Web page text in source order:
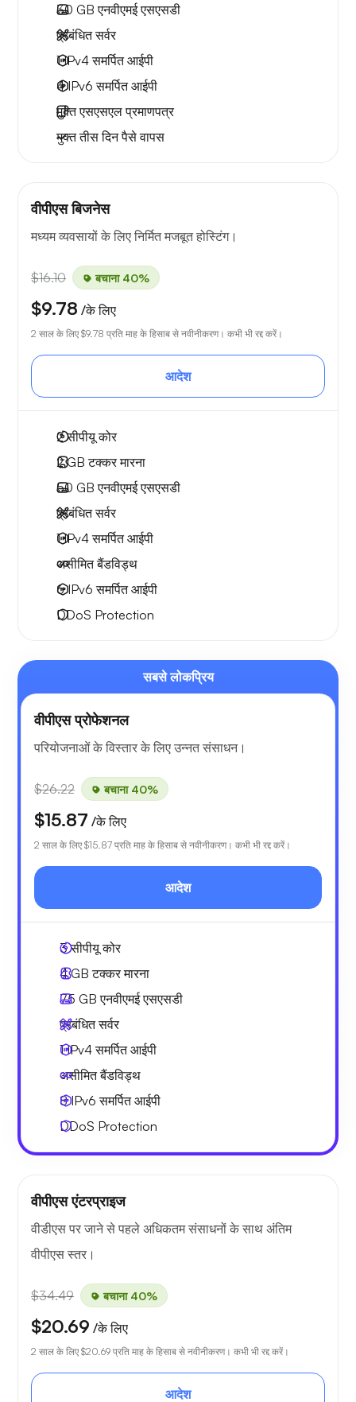
30 GB एनवीएमई एसएसडी
प्रबंधित सर्वर
1 IPv4समर्पित आईपी
4 IPv6समर्पित आईपी
मुक्तएसएसएल प्रमाणपत्र
मुक्ततीस दिनपैसे वापस
वीपीएस बिजनेस
मध्यम व्यवसायों के लिए निर्मित मजबूत होस्टिंग।
$16.10 बचाना 40%
$9.78 /के लिए
2 साल के लिए $9.78 प्रति माह के हिसाब से नवीनीकरण। कभी भी रद्द करें।
आदेश
2सीपीयू कोर
2 GB टक्कर मारना
50 GB एनवीएमई एसएसडी
प्रबंधित सर्वर
1 IPv4समर्पित आईपी
असीमित बैंडविड्थ
6 IPv6समर्पित आईपी
DDoS Protection
सबसे लोकप्रिय
वीपीएस प्रोफेशनल
परियोजनाओं के विस्तार के लिए उन्नत संसाधन।
$26.22 बचाना 40%
$15.87 /के लिए
2 साल के लिए $15.87 प्रति माह के हिसाब से नवीनीकरण। कभी भी रद्द करें।
आदेश
3सीपीयू कोर
4 GB टक्कर मारना
75 GB एनवीएमई एसएसडी
प्रबंधित सर्वर
1 IPv4समर्पित आईपी
असीमित बैंडविड्थ
8 IPv6समर्पित आईपी
DDoS Protection
वीपीएस एंटरप्राइज
वीडीएस पर जाने से पहले अधिकतम संसाधनों के साथ अंतिम
वीपीएस स्तर।
$34.49 बचाना 40%
$20.69 /के लिए
2 साल के लिए $20.69 प्रति माह के हिसाब से नवीनीकरण। कभी भी रद्द करें।
आदेश